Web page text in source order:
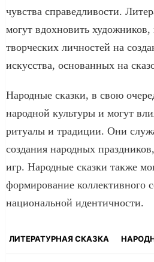
чувства справедливости.
могут вдохновить
творческих личностей на
искусства, основанных на
Народные сказки, в свою
народной культуры и могут
ритуалы и традиции. Они
создания народных
игр. Народные сказки также
формирование коллективного
национальной идентичности.
ЛИТЕРАТУРНАЯ СКАЗКА